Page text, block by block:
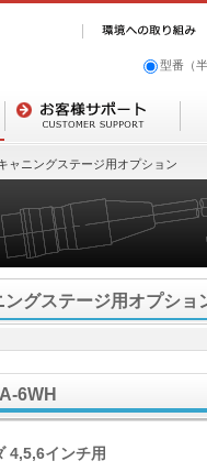
型番（
ャニングステージ用オプション
ングステージ用オプショ
6WH
4,5,6インチ用